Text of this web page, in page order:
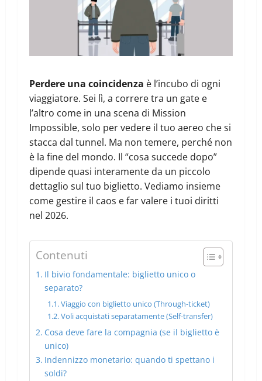
Perdere una coincidenza è l’incubo di ogni
viaggiatore. Sei lì, a correre tra un gate e
l’altro come in una scena di Mission
Impossible, solo per vedere il tuo aereo che si
stacca dal tunnel. Ma non temere, perché non
è la fine del mondo. Il “cosa succede dopo”
dipende quasi interamente da un piccolo
dettaglio sul tuo biglietto. Vediamo insieme
come gestire il caos e far valere i tuoi diritti
nel 2026.
Contenuti
Il bivio fondamentale: biglietto unico o
separato?
Viaggio con biglietto unico (Through-ticket)
Voli acquistati separatamente (Self-transfer)
Cosa deve fare la compagnia (se il biglietto è
unico)
Indennizzo monetario: quando ti spettano i
soldi?